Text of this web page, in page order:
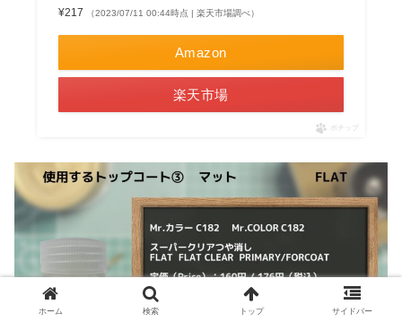
¥217
（2023/07/11 00:44時点 | 楽天市場調べ）
Amazon
楽天市場
ポチップ
ホーム 検索 トップ サイドバー